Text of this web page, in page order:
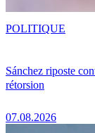
Sánchez riposte
rétorsion
07.08.2026
POLITIQUE